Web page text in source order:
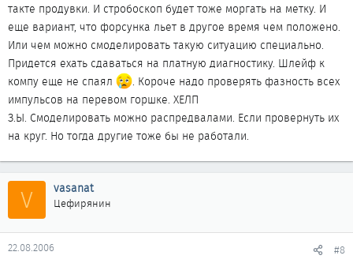
такте продувки. И стробоскоп будет тоже моргать на метку. И
еще вариант, что форсунка льет в другое время чем положено.
Или чем можно смоделировать такую ситуацию специально.
Придется ехать сдаваться на платную диагностику. Шлейф к
компу еще не спаял
. Короче надо проверять фазность всех
импульсов на перевом горшке. ХЕЛП
З.Ы. Смоделировать можно распредвалами. Если провернуть их
на круг. Но тогда другие тоже бы не работали.
V vasanat
Цефирянин
22.08.2006 #8